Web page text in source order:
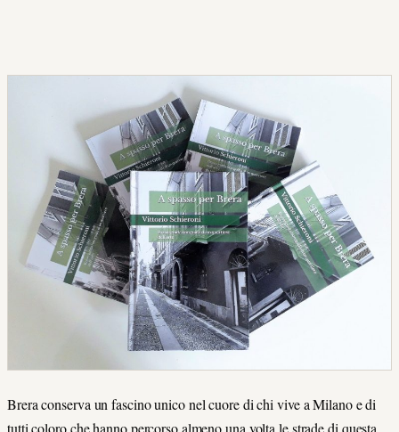
Brera conserva un fascino unico nel cuore di chi vive a Milano e di